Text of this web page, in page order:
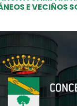
E VECIÑOS